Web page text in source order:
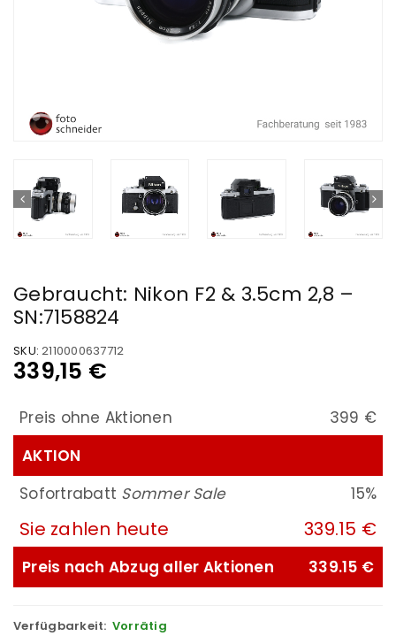
Gebraucht: Nikon F2 & 3.5cm 2,8 –
SN:7158824
SKU: 2110000637712
339,15 €
Preis ohne Aktionen
399 €
AKTION
Sofortrabatt Sommer Sale 15%
Sie zahlen heute 339.15 €
Preis nach Abzug aller Aktionen 339.15 €
Verfügbarkeit: Vorrätig